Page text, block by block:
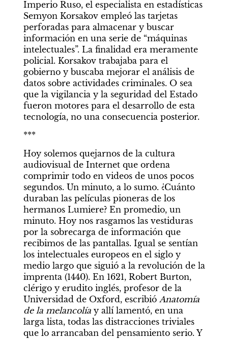
Por Leila Sucari
Una cuestión de fe
Imperio Ruso, el especialista en estadísticas
Semyon Korsakov empleó las tarjetas
perforadas para almacenar y buscar
información en una serie de “máquinas
intelectuales”. La finalidad era meramente
policial. Korsakov trabajaba para el
gobierno y buscaba mejorar el análisis de
datos sobre actividades criminales. O sea
que la vigilancia y la seguridad del Estado
fueron motores para el desarrollo de esta
tecnología, no una consecuencia posterior.
***
Hoy solemos quejarnos de la cultura
audiovisual de Internet que ordena
comprimir todo en videos de unos pocos
segundos. Un minuto, a lo sumo. ¿Cuánto
duraban las películas pioneras de los
hermanos Lumiere? En promedio, un
minuto. Hoy nos rasgamos las vestiduras
por la sobrecarga de información que
recibimos de las pantallas. Igual se sentían
los intelectuales europeos en el siglo y
medio largo que siguió a la revolución de la
imprenta (1440). En 1621, Robert Burton,
clérigo y erudito inglés, profesor de la
Universidad de Oxford, escribió Anatomía
de la melancolía y allí lamentó, en una
larga lista, todas las distracciones triviales
que lo arrancaban del pensamiento serio. Y